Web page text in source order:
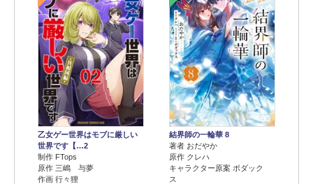
乙女ゲー世界はモブに厳しい
世界です【…2
制作 FTops
原作 三嶋 与夢
作画 行々狸
結界師の一輪華 8
著者 おだやか
原作 クレハ
キャラクター原案 ボダック
ス